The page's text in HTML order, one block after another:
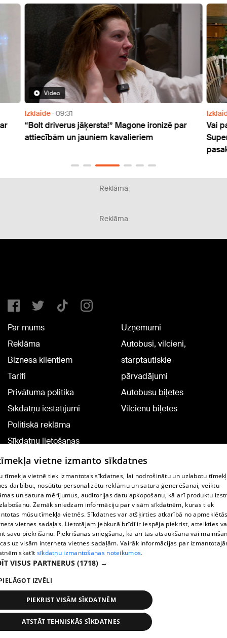
Video
Izklaide 09:31
“Bolt driverus jāķersta!” Magone ironizē par
attiecībām un jauniem kavalieriem
Vai
Reklāma
Reklāma
Par mums
Reklāma
Biznesa klientiem
Tarifi
Privātuma politika
Sīkdatņu iestatījumi
Politiskā reklāma
Sīkdatņu lietošanas
noteikumi
Komentāru pievienošana
Uzņēmumi
Autobusi, vilcieni,
starptautiskie
pārvadājumi
Autobusu biļetes
Vilcienu biļetes
TV programma
Līguma noteikumi
360 Ziņu kontakti
Helio Media
Portāla palīdzības dienests: e-pasts -
All rights reserved.
Ziņas Meklēt 1188 play
vietne izmanto sīkdatnes
tīmekļa vietnē tiek izmantotas sīkdatnes, lai nodrošinātu un uzlabotu
darbību., nosūtītu personalizētu reklāmu un satura ģenerēšanai, veiktu
un satura mērījumus, auditorijas datu apkopošanu, kā arī produktu
Zemāk sniedzam informāciju par visām sīkdatnēm, kuras tiek
mūsu tīmekļa vietnēs. Sīkdatnes var atšķirties atkarībā no
vietnes sadaļas. Lietotājam jebkurā brīdī ir iespēja piekrist, atteikties
savu piekrišanu. Piekrišanas sniegšana, kā arī tās atsaukšana vai
uz visām interneta vietnes sadaļām. Vairāk informācijas par
skatīt sīkdatņu izmantošanas noteikumos.
VISUS PARTNERUS (1718) →
IZVĒLI
PIEKRIST VISĀM SĪKDATNĒM
ATSTĀT TEHNISKĀS SĪKDATNES